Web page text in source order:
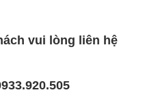
vui lòng liên hệ